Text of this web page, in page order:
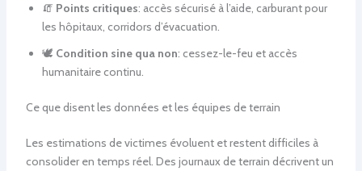
🧯 Points critiques: accès sécurisé à l’aide, carburant pour
les hôpitaux, corridors d’évacuation.
🕊️ Condition sine qua non: cessez-le-feu et accès
humanitaire continu.
Ce que disent les données et les équipes de terrain
Les estimations de victimes évoluent et restent difficiles à
consolider en temps réel. Des journaux de terrain décrivent un